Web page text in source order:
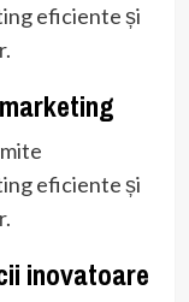
eficiente și
eficiente și
inovatoare